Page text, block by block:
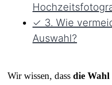
✓ 3. Wie
Auswahl?
Wir wissen, dass die Wahl